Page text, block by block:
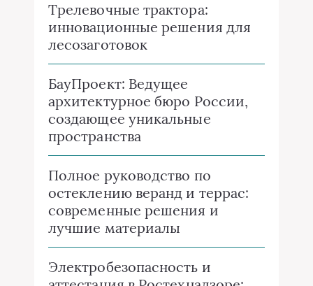
Трелевочные трактора:
инновационные решения для
лесозаготовок
БауПроект: Ведущее
архитектурное бюро России,
создающее уникальные
пространства
Полное руководство по
остеклению веранд и террас:
современные решения и
лучшие материалы
Электробезопасность и